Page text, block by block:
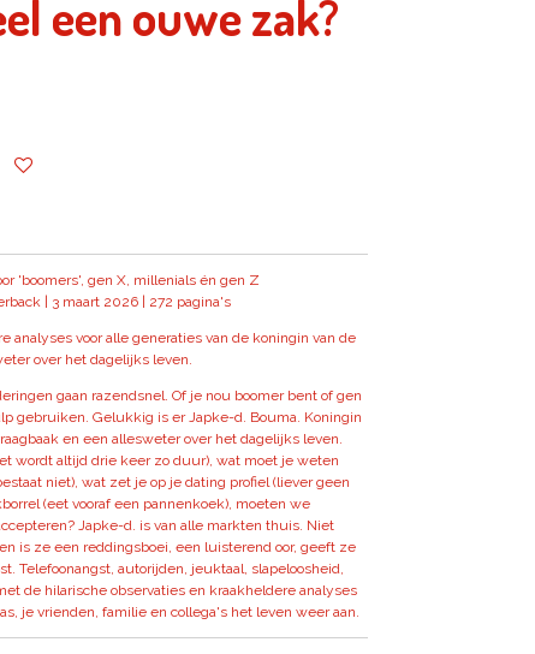
een ouwe zak?
'boomers', gen X, millenials én gen Z
| 3 maart 2026 | 272 pagina's
analyses voor alle generaties van de koningin van de
over het dagelijks leven.
gaan razendsnel. Of je nou boomer bent of gen
gebruiken. Gelukkig is er Japke-d. Bouma. Koningin
en een allesweter over het dagelijks leven.
wordt altijd drie keer zo duur), wat moet je weten
niet), wat zet je op je dating profiel (liever geen
(eet vooraf een pannenkoek), moeten we
Japke-d. is van alle markten thuis. Niet
is ze een reddingsboei, een luisterend oor, geeft ze
Telefoonangst, autorijden, jeuktaal, slapeloosheid,
de hilarische observaties en kraakheldere analyses
je vrienden, familie en collega's het leven weer aan.